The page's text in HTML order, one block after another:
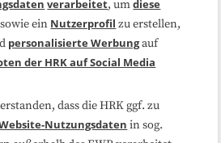
Impressum
verarbeitet, umdiese
sowie ein Nutzerprofil zu erstellen,
personalisierte Werbungauf
der HRK auf Social Media
dass die HRK ggf. zu
Nutzungsdaten in sog.